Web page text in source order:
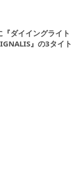
ダイイングライト
』の3タイト